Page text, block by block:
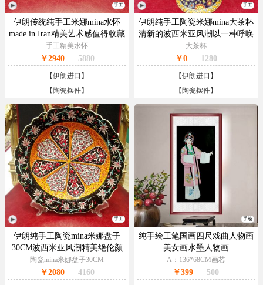
手工
伊朗传统纯手工米娜mina水怀
made in Iran精美艺术感值得收藏
摆件
手工精美水怀
￥2940 5880
【伊朗进口 】
【陶瓷摆件】
手工
伊朗纯手工陶瓷米娜mina大茶杯
清新的波西米亚风潮以一种呼唤
大自然的姿态自由回归
大茶杯
￥0 1280
【伊朗进口 】
【陶瓷摆件】
手工
伊朗纯手工陶瓷mina米娜盘子
30CM波西米亚风潮精美绝伦颜
色丰富多彩与众不同
陶瓷mina米娜盘子30CM
￥2080 4160
手绘
纯手绘工笔国画四尺戏曲人物画
美女画水墨人物画
A：136*68CM画芯
￥399 500